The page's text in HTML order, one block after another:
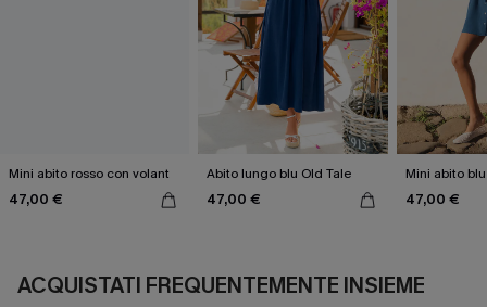
Mini abito rosso con volant
47,00 €
Abito lungo blu Old Tale
47,00 €
Mini abito
47,00 €
ACQUISTATI FREQUENTEMENTE INSIEME